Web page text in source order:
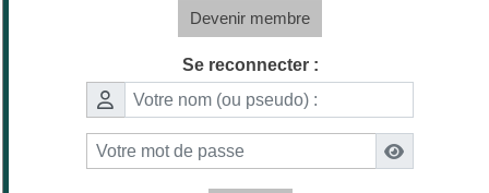
Devenir membre
Se reconnecter :